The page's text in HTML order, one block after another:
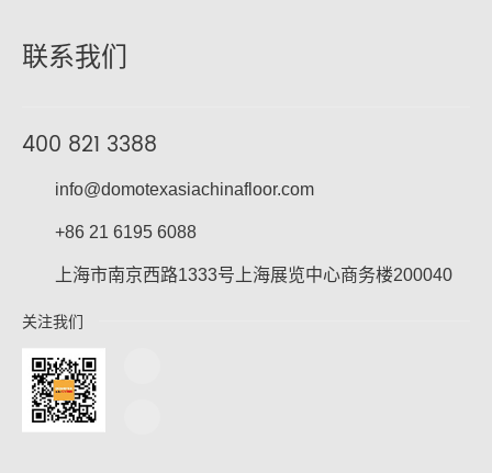
联系我们
400 821 3388
info@domotexasiachinafloor.com
+86 21 6195 6088
上海市南京西路1333号上海展览中心商务楼200040
关注我们